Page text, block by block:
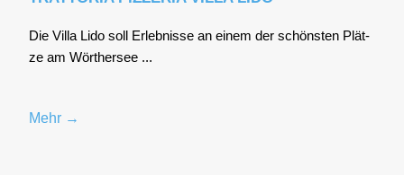
Die Vil­la Lido soll Erleb­nis­se an einem der schöns­ten Plät­
ze am Wör­ther­see ...
Mehr →